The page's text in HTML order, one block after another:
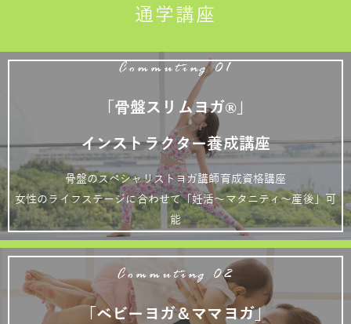
通学講座
Commuting 01
「骨盤スリムヨガ®」
インストラクター養成講座
骨盤のスペシャリストヨガ講師育成資格講座
女性のライフステージに合わせて「妊活～マタニティ～産後」可
能
Commuting 02
「ベビーヨガ＆ママヨガ」